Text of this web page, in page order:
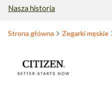
Nasza historia
Strona główna Zegarki męskie